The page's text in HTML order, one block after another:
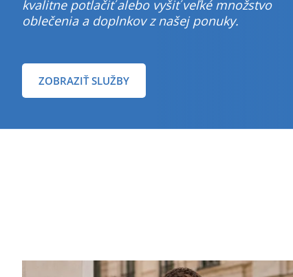
kvalitne potlačiť alebo vyšiť veľké množstvo
oblečenia a doplnkov z našej ponuky.
ZOBRAZIŤ SLUŽBY